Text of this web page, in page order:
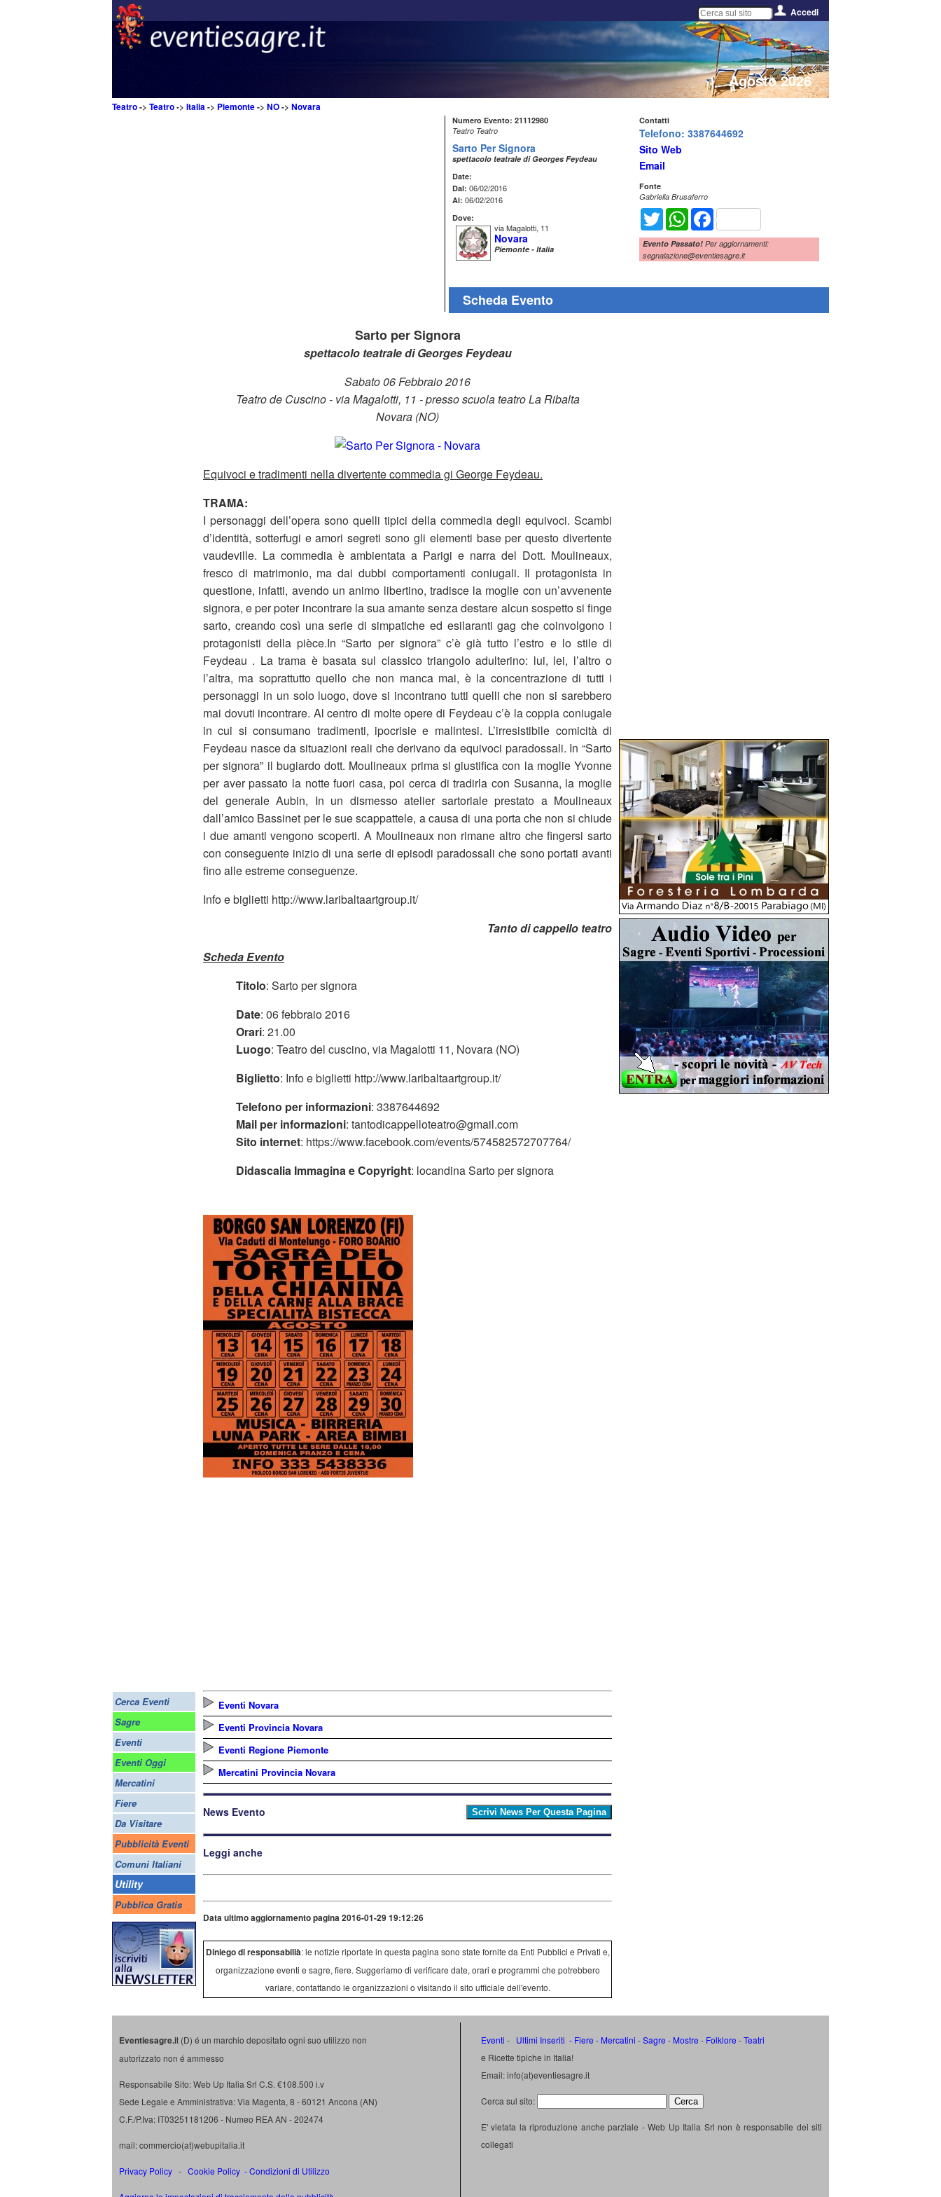
Accedi
Agosto 2026
Teatro-> Teatro-> Italia-> Piemonte-> NO-> Novara
Cerca Eventi
Sagre
Eventi
Eventi Oggi
Mercatini
Fiere
Da Visitare
Pubblicità Eventi
Comuni Italiani
Utility
Pubblica Gratis
Numero Evento: 21112980
Teatro Teatro
Sarto Per Signora
spettacolo teatrale di Georges Feydeau
Date:
Dal: 06/02/2016
Al: 06/02/2016
Dove:
via Magalotti, 11
Novara
Piemonte - Italia
Contatti
Telefono: 3387644692
Sito Web
Email
Fonte
Gabriella Brusaferro
Twitter WhatsAppFacebook
Evento Passato! Per aggiornamenti:
segnalazione@eventiesagre.it
Scheda Evento
Sarto per Signora
spettacolo teatraledi Georges Feydeau
Sabato 06 Febbraio 2016
Teatro de Cuscino - via Magalotti, 11 - presso scuola teatro La Ribalta
Novara (NO)
Equivoci e tradimenti nella divertente commedia gi George Feydeau.
TRAMA:
I personaggi dell’opera sono quelli tipici della commedia degli equivoci. Scambi
d’identità, sotterfugi e amori segreti sono gli elementi base per questo divertente
vaudeville. La commedia è ambientata a Parigi e narra del Dott. Moulineaux,
fresco di matrimonio, ma dai dubbi comportamenti coniugali. Il protagonista in
questione, infatti, avendo un animo libertino, tradisce la moglie con un’avvenente
signora, e per poter incontrare la sua amante senza destare alcun sospetto si finge
sarto, creando così una serie di simpatiche ed esilaranti gag che coinvolgono i
protagonisti della pièce.In “Sarto per signora” c’è già tutto l’estro e lo stile di
Feydeau . La trama è basata sul classico triangolo adulterino: lui, lei, l’altro o
l’altra, ma soprattutto quello che non manca mai, è la concentrazione di tutti i
personaggi in un solo luogo, dove si incontrano tutti quelli che non si sarebbero
mai dovuti incontrare. Al centro di molte opere di Feydeau c’è la coppia coniugale
in cui si consumano tradimenti, ipocrisie e malintesi. L’irresistibile comicità di
Feydeau nasce da situazioni reali che derivano da equivoci paradossali. In “Sarto
per signora” il bugiardo dott. Moulineaux prima si giustifica con la moglie Yvonne
per aver passato la notte fuori casa, poi cerca di tradirla con Susanna, la moglie
del generale Aubin, In un dismesso atelier sartoriale prestato a Moulineaux
dall’amico Bassinet per le sue scappattele, a causa di una porta che non si chiude
i due amanti vengono scoperti. A Moulineaux non rimane altro che fingersi sarto
con conseguente inizio di una serie di episodi paradossali che sono portati avanti
fino alle estreme conseguenze.
Info e biglietti http://www.laribaltaartgroup.it/
Tanto di cappello teatro
Scheda Evento
Titolo: Sarto per signora
Date: 06 febbraio 2016
Orari: 21.00
Luogo: Teatro del cuscino, via Magalotti 11, Novara (NO)
Biglietto: Info e biglietti http://www.laribaltaartgroup.it/
Telefono per informazioni: 3387644692
Mail per informazioni: tantodicappelloteatro@gmail.com
Sito internet: https://www.facebook.com/events/574582572707764/
Didascalia Immagina e Copyright: locandina Sarto per signora
Eventi Novara
Eventi Provincia Novara
Eventi Regione Piemonte
Mercatini Provincia Novara
News Evento
Leggi anche
Data ultimo aggiornamento pagina 2016-01-29 19:12:26
Diniego di responsabilià: le notizie riportate in questa pagina sono state fornite da Enti Pubblici e Privati e,
organizzazione eventi e sagre, fiere. Suggeriamo di verificare date, orari e programmi che potrebbero
variare, contattando le organizzazioni o visitando il sito ufficiale dell'evento.
Eventiesagre.it (D) é un marchio depositato ogni suo utilizzo non
autorizzato non é ammesso
Responsabile Sito: Web Up Italia Srl C.S. €108.500 i.v
Sede Legale e Amministrativa: Via Magenta, 8 - 60121 Ancona (AN)
C.F./P.Iva: IT03251181206 - Numeo REA AN - 202474
mail: commercio(at)webupitalia.it
Privacy Policy - Cookie Policy -Condizioni di Utilizzo
Eventi - Ultimi Inseriti - Fiere - Mercatini -Sagre - Mostre - Folklore -Teatri
e Ricette tipiche in Italia!
Email: info(at)eventiesagre.it
Cerca sul sito:
E' vietata la riproduzione anche parziale - Web Up Italia Srl non è responsabile dei siti
collegati